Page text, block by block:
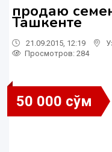
продаю
Ташкенте
21.09.2015, 12:19
Просмотров: 284
50 000 сўм